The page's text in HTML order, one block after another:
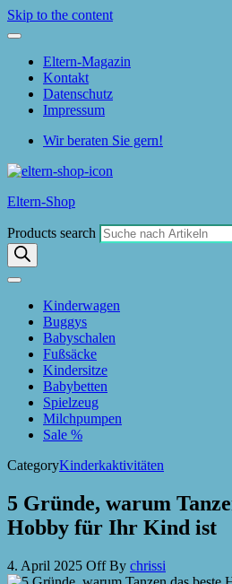
Skip to the content
Eltern-Magazin
Kontakt
Datenschutz
Impressum
Wir beraten Sie gern!
Eltern-Shop
Products search
Kinderwagen
Buggys
Babyschalen
Fußsäcke
Kindersitze
Babybetten
Spielzeug
Milchpumpen
Sale %
CategoryKinderkaktivitäten
5 Gründe, warum
Hobby für Ihr Kind ist
4. April 2025 OffBy chrissi